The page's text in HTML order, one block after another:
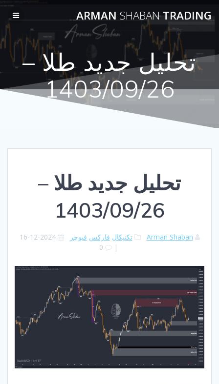
to
content
ARMAN SHABANTRADING
تحلیل جدید طلا –
1403/09/26
تحلیل جدید طلا –
1403/09/26
Arman Shaban تکنیکال فارکس فیوچر
2024-12-16
|
0